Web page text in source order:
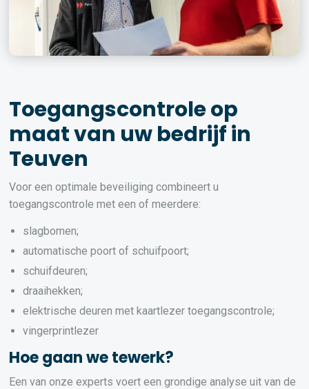
Toegangscontrole op
maat van uw bedrijf in
Teuven
Voor een optimale beveiliging combineert u
toegangscontrole met een of meerdere:
slagbomen;
automatische poort of schuifpoort;
schuifdeuren;
draaihekken;
elektrische deuren met kaartlezer toegangscontrole;
vingerprintlezer
Hoe gaan we tewerk?
Een van onze experts voert een grondige analyse uit van de